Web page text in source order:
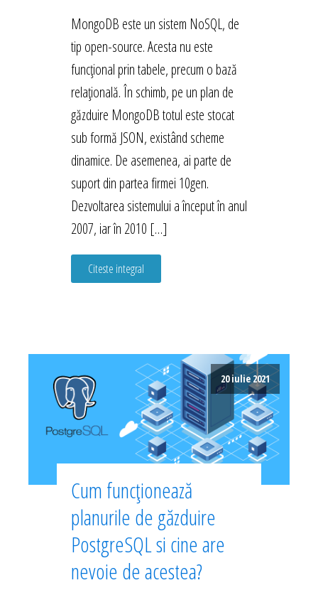
MongoDB este un sistem NoSQL, de
tip open-source. Acesta nu este
funcțional prin tabele, precum o bază
relațională. În schimb, pe un plan de
găzduire MongoDB totul este stocat
sub formă JSON, existând scheme
dinamice. De asemenea, ai parte de
suport din partea firmei 10gen.
Dezvoltarea sistemului a început în anul
2007, iar în 2010 […]
Citeste integral
20 iulie 2021
Cum funcționează
planurile de găzduire
PostgreSQL si cine are
nevoie de acestea?